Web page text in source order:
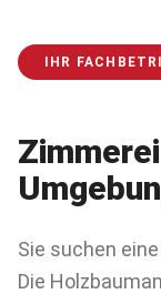
IHR
Sie suchen
Die